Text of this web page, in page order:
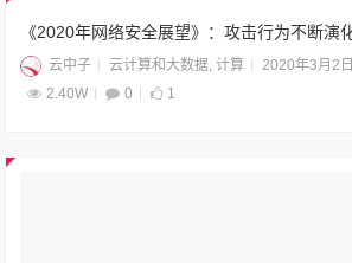
云中子 云计算和大数据 ,计算
2020年3月2日
2.40W
0 1